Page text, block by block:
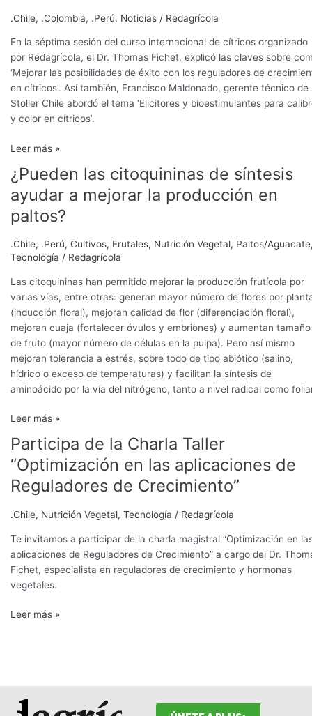
.Chile, .Colombia, .Perú, Noticias / Redagrícola
En la séptima sesión del curso internacional de cítricos organizado
por Redagrícola, el Dr. Thomas Fichet, explicó las claves sobre
‘Mejorar las posibilidades de éxito con los reguladores de
en cítricos’. Así también, Francisco Maldonado, gerente técnico de
Stoller Chile abordó el tema ‘Elicitores y bioestimulantes para
y color en cítricos’.
de
éxito
los
reguladores
de
crecimiento
Leer más »
¿Pueden las citoquininas de síntesis
ayudar a mejorar la producción en
paltos?
.Chile, .Perú, Cultivos, Frutales, Nutrición Vegetal, Paltos/Aguacate
Tecnología / Redagrícola
Las citoquininas han permitido mejorar la producción frutícola por
varias vías, entre otras: generan mayor número de flores por
(inducción floral), mejoran calidad de flor (diferenciación floral),
mejoran cuaja (fortalecer óvulos y embriones) y aumentan tamaño
de fruto (mayor número de células en la pulpa). Pero así mismo
mejoran tolerancia a estrés, sobre todo de tipo abiótico (salino,
hídrico o exceso de temperaturas) y facilitan la síntesis de
aminoácido por la vía del nitrógeno, tanto a nivel radical como
¿Pueden
las
citoquininas
de
ayudar
a
mejorar
la
producción
en
paltos?
Leer más »
Participa de la Charla Taller
“Optimización en las aplicaciones de
Reguladores de Crecimiento”
.Chile, Nutrición Vegetal, Tecnología / Redagrícola
Te invitamos a participar de la charla magistral “Optimización en
aplicaciones de Reguladores de Crecimiento” a cargo del Dr.
Fichet, especialista en reguladores de crecimiento y hormonas
vegetales.
Participa
de
Charla
“Optimización
en
aplicaciones
Reguladores
de
Leer más »